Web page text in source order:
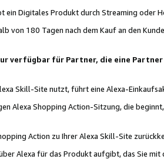
ein Digitales Produkt durch Streaming oder
von 180 Tagen nach dem Kauf an den
verfügbar für Partner, die eine
Skill-Site nutzt, führt eine Alexa-
Alexa Shopping Action-Sitzung, die
Action zu Ihrer Alexa Skill-Site
Alexa für das Produkt aufgibt, das Sie mit